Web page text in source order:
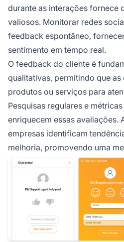
durante as interações fornece
valiosos. Monitorar redes
feedback espontâneo,
sentimento em tempo real.
O feedback do cliente é
qualitativas, permitindo que
produtos ou serviços para
Pesquisas regulares e
enriquecem essas avaliações.
empresas identificam
melhoria, promovendo uma